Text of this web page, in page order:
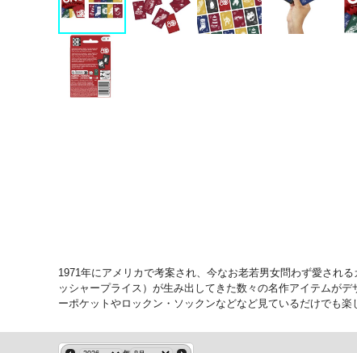
1971年にアメリカで考案され、今なお老若男女問わず愛され
ッシャープライス）が生み出してきた数々の名作アイテムが
ーポケットやロックン・ソックンなどなど見ているだけでも楽